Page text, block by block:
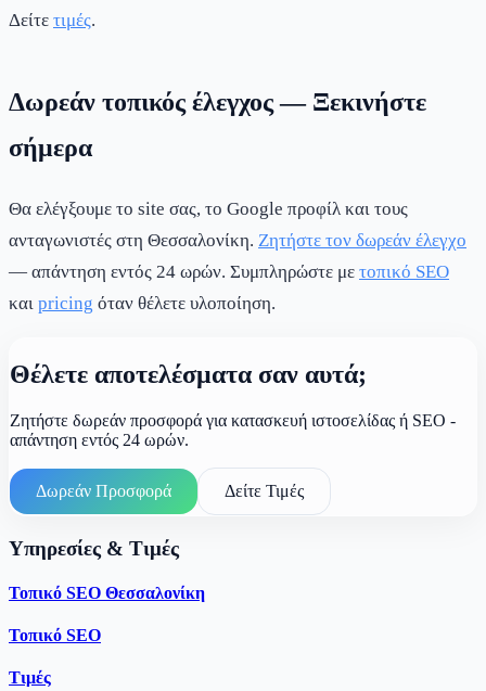
Δείτε τιμές.
Δωρεάν τοπικός έλεγχος — Ξεκινήστε
σήμερα
Θα ελέγξουμε το site σας, το Google προφίλ και τους
ανταγωνιστές στη Θεσσαλονίκη. Ζητήστε τον δωρεάν έλεγχο
— απάντηση εντός 24 ωρών. Συμπληρώστε με τοπικό SEO
και pricing όταν θέλετε υλοποίηση.
Θέλετε αποτελέσματα σαν αυτά;
Ζητήστε δωρεάν προσφορά για κατασκευή ιστοσελίδας ή SEO -
απάντηση εντός 24 ωρών.
Δωρεάν Προσφορά Δείτε Τιμές
Υπηρεσίες & Τιμές
Τοπικό SEO Θεσσαλονίκη
Τοπικό SEO
Τιμές